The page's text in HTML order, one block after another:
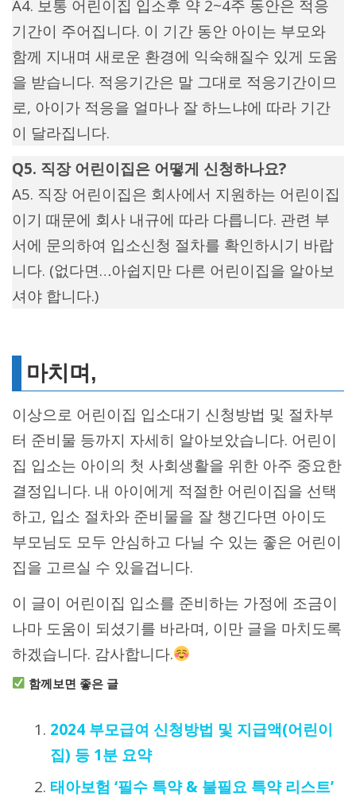
A4. 보통 어린이집 입소후 약 2~4주 동안은 적응
기간이 주어집니다. 이 기간 동안 아이는 부모와
함께 지내며 새로운 환경에 익숙해질수 있게 도움
을 받습니다. 적응기간은 말 그대로 적응기간이므
로, 아이가 적응을 얼마나 잘 하느냐에 따라 기간
이 달라집니다.
Q5. 직장 어린이집은 어떻게 신청하나요?
A5. 직장 어린이집은 회사에서 지원하는 어린이집
이기 때문에 회사 내규에 따라 다릅니다. 관련 부
서에 문의하여 입소신청 절차를 확인하시기 바랍
니다. (없다면…아쉽지만 다른 어린이집을 알아보
셔야 합니다.)
마치며,
이상으로 어린이집 입소대기 신청방법 및 절차부
터 준비물 등까지 자세히 알아보았습니다. 어린이
집 입소는 아이의 첫 사회생활을 위한 아주 중요한
결정입니다. 내 아이에게 적절한 어린이집을 선택
하고, 입소 절차와 준비물을 잘 챙긴다면 아이도
부모님도 모두 안심하고 다닐 수 있는 좋은 어린이
집을 고르실 수 있을겁니다.
이 글이 어린이집 입소를 준비하는 가정에 조금이
나마 도움이 되셨기를 바라며, 이만 글을 마치도록
하겠습니다. 감사합니다.
함께보면 좋은 글
2024 부모급여 신청방법 및 지급액(어린이
집) 등 1분 요약
태아보험 ‘필수 특약 & 불필요 특약 리스트’